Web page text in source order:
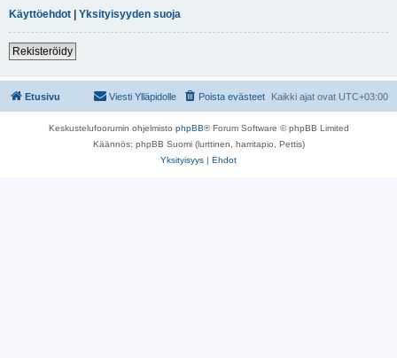
Käyttöehdot | Yksityisyyden suoja
Rekisteröidy
Etusivu Kaikki ajat ovat UTC+03:00
Poista evästeet
Viesti Ylläpidolle
Keskustelufoorumin ohjelmisto phpBB® Forum Software © phpBB Limited
Käännös: phpBB Suomi (lurttinen, harritapio, Pettis)
Yksityisyys | Ehdot